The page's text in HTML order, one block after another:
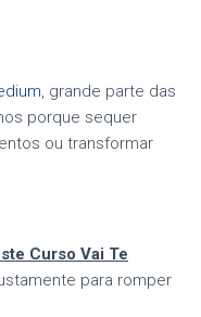
, grande parte das
porque sequer
ou transformar
Curso Vai Te
para romper